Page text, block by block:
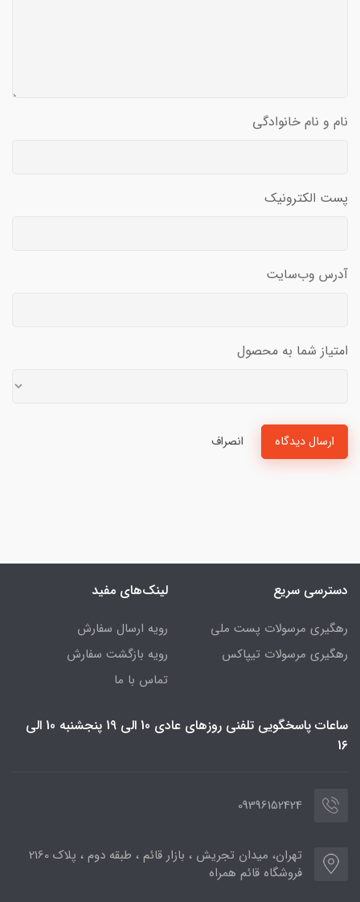
نام و نام خانوادگی
پست الکترونیک
آدرس وب‌سایت
امتیاز شما به محصول
ارسال دیدگاه انصراف
دسترسی سریع
رهگیری مرسولات پست ملی
رهگیری مرسولات تیپاکس
لینک‌های مفید
رویه ارسال سفارش
رویه بازگشت سفارش
تماس با ما
ساعات پاسخگویی تلفنی روزهای عادی 10 الی 19 پنجشنبه 10 الی
16
09396152424
تهران، میدان تجریش ، بازار قائم ، طبقه دوم ، پلاک 2160
فروشگاه قائم همراه